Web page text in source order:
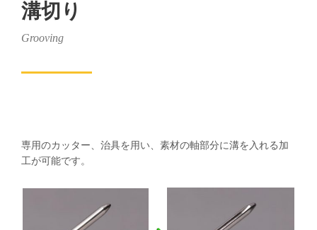
溝切り
Grooving
専用のカッター、治具を用い、素材の軸部分に溝を入れる加
工が可能です。